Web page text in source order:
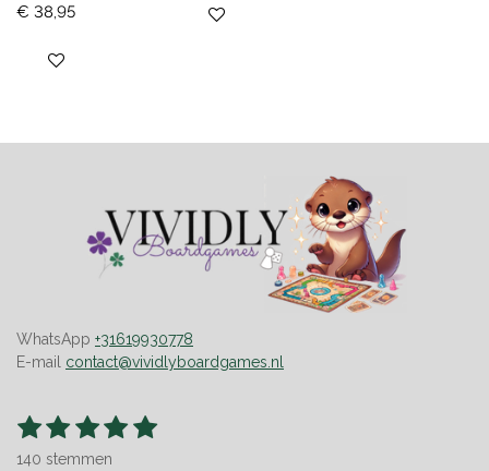
€ 38,95
Bekijk details
Bekijk details
WhatsApp +31619930778
E-mail contact@vividlyboardgames.nl
R
1
s
2
s
3
s
4
s
5
S
140 stemmen